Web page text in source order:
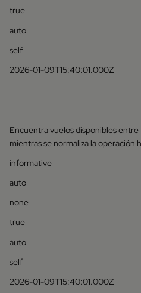
true
auto
self
2026-01-09T15:40:01.000Z
Encuentra vuelos disponibles
mientras se normaliza la operación
informative
auto
none
true
auto
self
2026-01-09T15:40:01.000Z